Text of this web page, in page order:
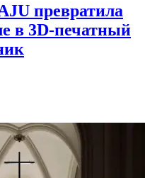
превратила
в 3D-печатный